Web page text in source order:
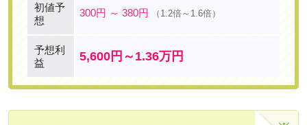
初値予
想
300円 ～ 380円 （1.2倍～1.6倍）
予想利
益
5,600円～1.36万円